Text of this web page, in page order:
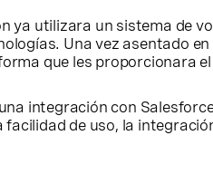
utilizara un sistema de
Una vez asentado
que les proporcionara
integración con
de uso, la